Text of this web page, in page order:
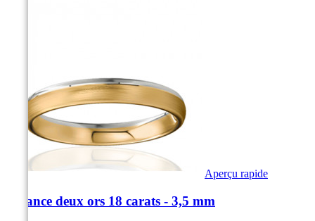
Aperçu rapide
Alliance deux ors 18 carats - 3,5 mm